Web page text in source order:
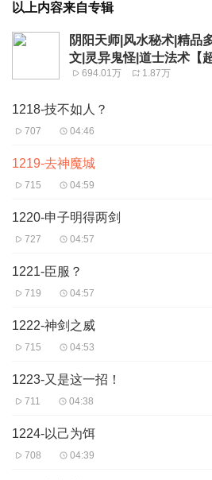
以上内容来自专辑
阴阳天师|风水秘术|精品
文|灵异鬼怪|道士法术【
694.01万 1.87万
1218-技不如人？
707 04:46
1219-去神魔城
715 04:59
1220-申子明得两剑
727 04:57
1221-臣服？
719 04:57
1222-神剑之威
715 04:53
1223-又是这一招！
711 04:38
1224-以己为饵
708 04:39